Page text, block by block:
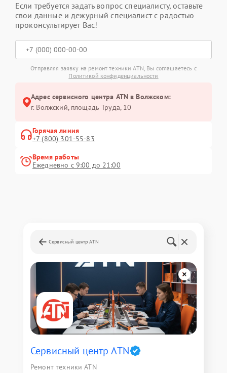
Если требуется задать вопрос специалисту, оставьте
свои данные и дежурный специалист с радостью
проконсультирует Вас!
Отправляя заявку на ремонт техники ATN, Вы соглашаетесь с
Политикой конфиденциальности
Адрес сервисного центра ATN в Волжском:
г. Волжский, площадь Труда, 10
Горячая линия
+7 (800) 301-55-83
Время работы
Ежедневно с 9:00 до 21:00
Сервисный центр ATN
Сервисный центр ATN
Ремонт техники ATN